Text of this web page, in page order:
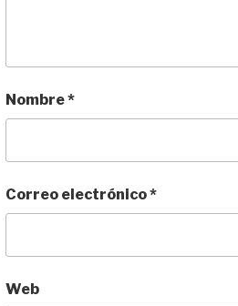
Nombre*
Correo electrónico*
Web